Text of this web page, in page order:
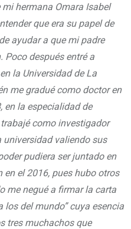
hermana Omara Isabel
que era su papel de
ayudar a que mi padre
Poco después entré a
la Universidad de La
me gradué como doctor en
en la especialidad de
como investigador
universidad valiendo sus
pudiera ser juntado en
en el 2016, pues hubo otros
me negué a firmar la carta
los del mundo” cuya esencia
tres muchachos que